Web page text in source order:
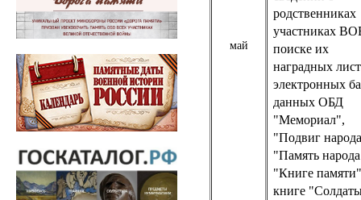
май
родственниках
участниках
поиске их
наградных
электронных
данных ОБД
"Мемориал",
"Подвиг
"Память
"Книге
книге